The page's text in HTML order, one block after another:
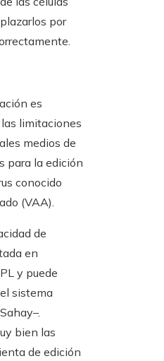
por
es
limitaciones
medios de
para la edición
conocido
(VAA).
de
en
y puede
sistema
bien las
de edición